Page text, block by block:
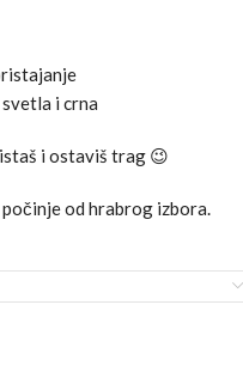
i crna
i ostaviš trag 😉
od hrabrog izbora.